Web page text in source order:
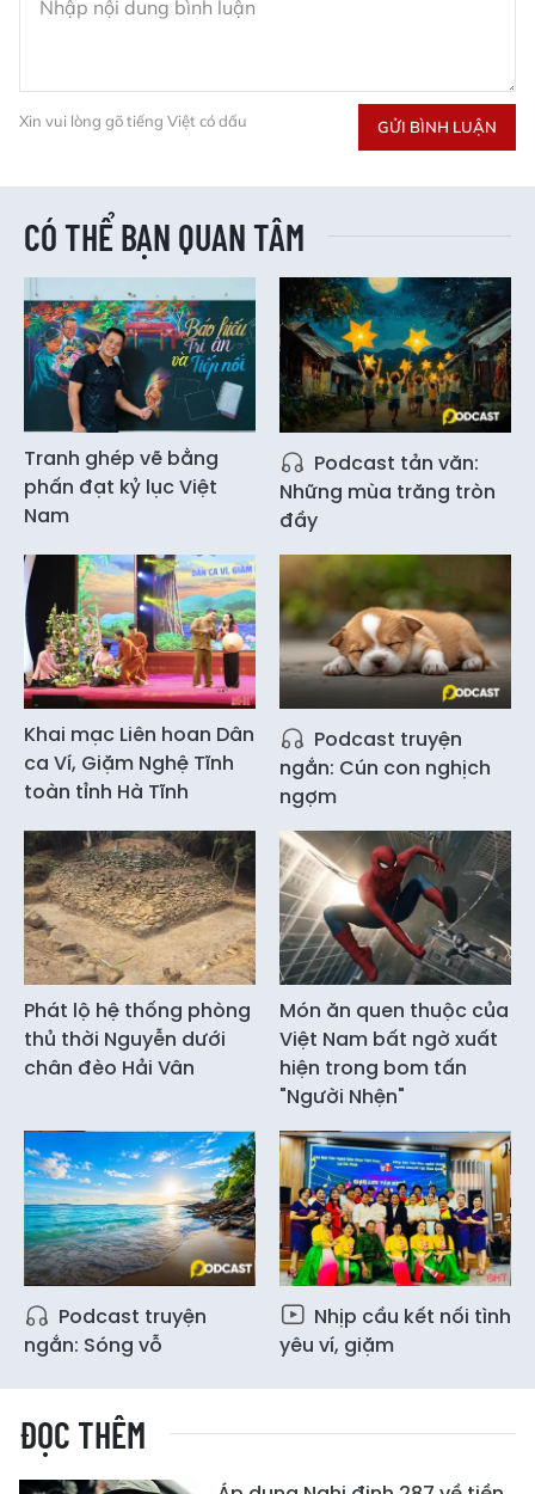
Xin vui lòng gõ tiếng Việt có dấu GỬI BÌNH LUẬN
CÓ THỂ BẠN QUAN TÂM
Tranh ghép vẽ bằng
phấn đạt kỷ lục Việt
Nam
Podcast tản văn:
Những mùa trăng tròn
đầy
Khai mạc Liên hoan Dân
ca Ví, Giặm Nghệ Tĩnh
toàn tỉnh Hà Tĩnh
Podcast truyện
ngắn: Cún con nghịch
ngợm
Phát lộ hệ thống phòng
thủ thời Nguyễn dưới
chân đèo Hải Vân
Món ăn quen thuộc của
Việt Nam bất ngờ xuất
hiện trong bom tấn
"Người Nhện"
Podcast truyện
ngắn: Sóng vỗ
Nhịp cầu kết nối tình
yêu ví, giặm
ĐỌC THÊM